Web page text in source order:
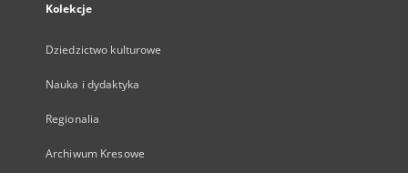
Kolekcje
Dziedzictwo kulturowe
Nauka i dydaktyka
Regionalia
Archiwum Kresowe